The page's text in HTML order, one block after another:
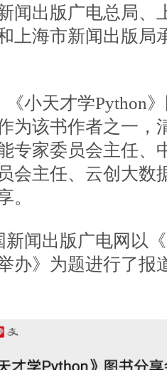
闻出版广电总局、
上海市新闻出版局
天才学Python》
为该书作者之一，
专家委员会主任、
会主任、云创大数
。
出版广电网以《
办》为题进行了报